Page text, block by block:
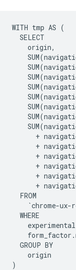
WITH tmp AS (
  SELECT
    origin,
+
+
+
+
+
+
  FROM
`chrome-ux-
  WHERE
  GROUP BY
    origin
)